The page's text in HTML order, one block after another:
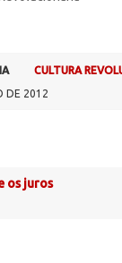
CULTURA
DE 2012
os juros